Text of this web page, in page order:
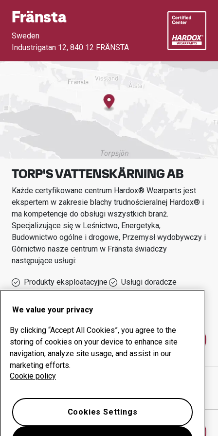
Fränsta
Sweden
Industrigatan 12, 840 12 FRÄNSTA
TORP'S VATTENSKÄRNING AB
Każde certyfikowane centrum Hardox® Wearparts jest
ekspertem w zakresie blachy trudnościeralnej Hardox® i
ma kompetencje do obsługi wszystkich branż.
Specjalizujące się w Leśnictwo, Energetyka,
Budownictwo ogólne i drogowe, Przemysł wydobywczy i
Górnictwo nasze centrum w Fränsta świadczy
następujące usługi:
Produkty eksploatacyjne
Usługi doradcze
sprawności urządzeń
Skontaktuj się z nami
TORP'S VATTENSKÄRNING AB
We value your privacy
By clicking “Accept All Cookies”, you agree to the
storing of cookies on your device to enhance site
navigation, analyze site usage, and assist in our
marketing efforts.
Cookie policy
Cookies Settings